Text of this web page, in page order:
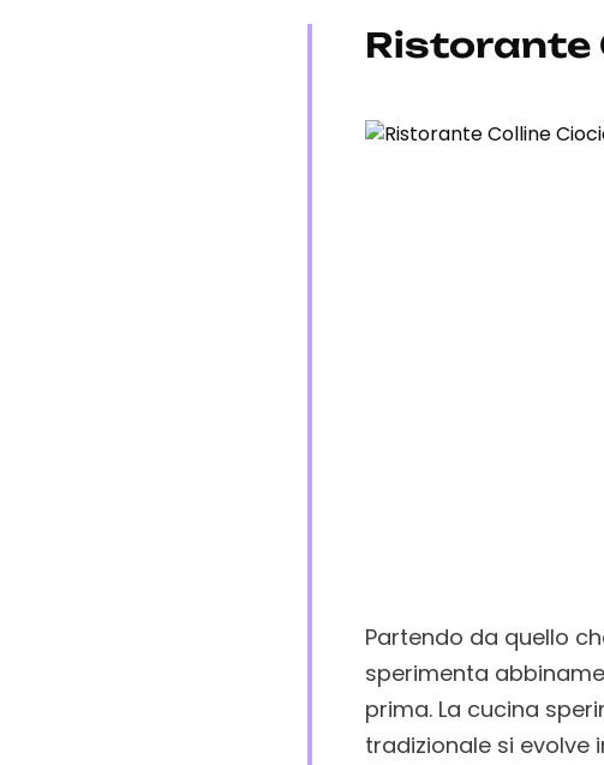
Ristorante
Partendo da quello
sperimenta
prima. La cucina
tradizionale si evolve